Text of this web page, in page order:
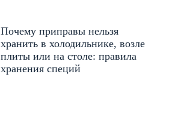
Почему приправы нельзя
хранить в холодильнике, возле
плиты или на столе: правила
хранения специй